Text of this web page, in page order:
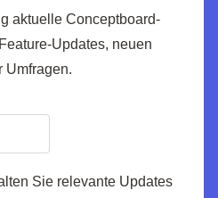
aktuelle Conceptboard-
Updates, neuen
Umfragen.
Sie relevante Updates